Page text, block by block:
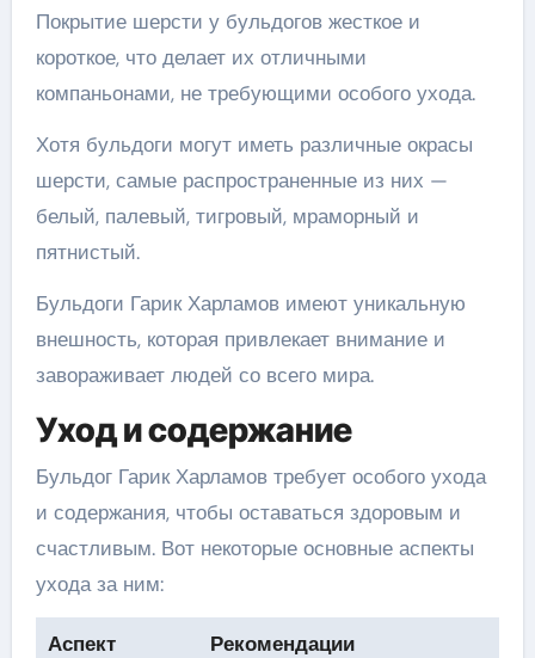
Покрытие шерсти у бульдогов жесткое и
короткое, что делает их отличными
компаньонами, не требующими особого ухода.
Хотя бульдоги могут иметь различные окрасы
шерсти, самые распространенные из них —
белый, палевый, тигровый, мраморный и
пятнистый.
Бульдоги Гарик Харламов имеют уникальную
внешность, которая привлекает внимание и
завораживает людей со всего мира.
Уход и содержание
Бульдог Гарик Харламов требует особого ухода
и содержания, чтобы оставаться здоровым и
счастливым. Вот некоторые основные аспекты
ухода за ним:
Аспект Рекомендации